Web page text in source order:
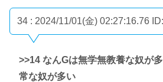
34 : 2024/11/01(金) 02:27:16.76
>>14 なんGは無学無教養な奴が
常な奴が多い